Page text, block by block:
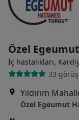
Özel
İç hastalıkları,
33 görüş
Özel Egeumut